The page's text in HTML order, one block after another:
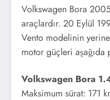
Volkswagen Bora
araçlardır. 20 Eylül
Vento modelinin
motor güçleri aşağıda
Volkswagen Bora
Maksimum sürat: 171